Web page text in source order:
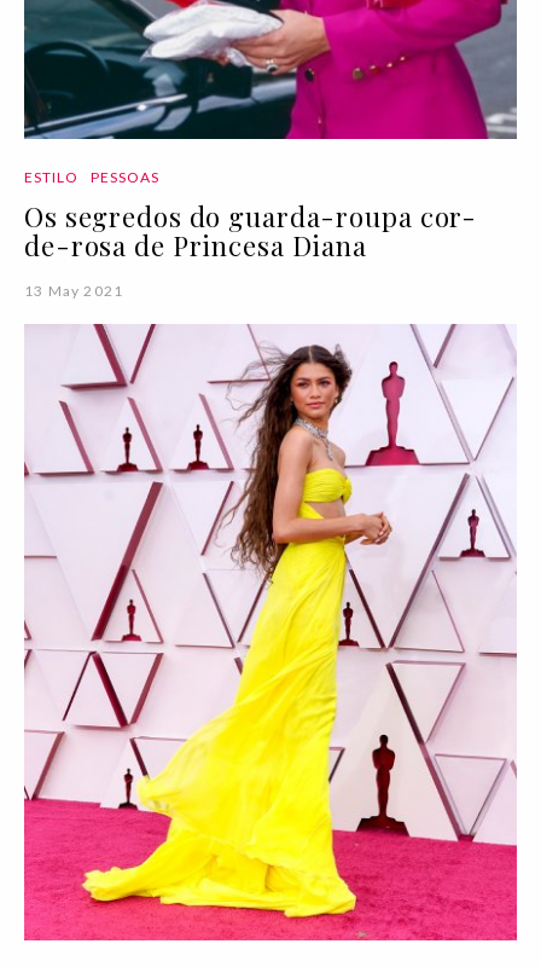
ESTILO PESSOAS
Os segredos do guarda-roupa cor-
de-rosa de Princesa Diana
13 May 2021